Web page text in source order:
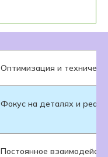
Оптимизация и
Фокус на деталях и
Постоянное